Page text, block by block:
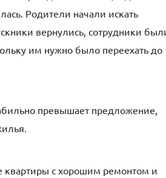
Родители начали искать
вернулись, сотрудники
им нужно было переехать до
превышает предложение,
квартиры с хорошим ремонтом и